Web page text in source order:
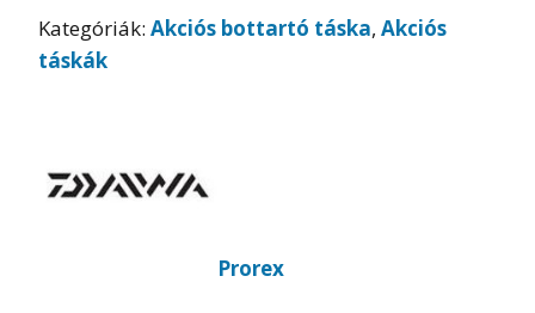
Kategóriák: Akciós bottartó táska, Akciós
táskák
Prorex